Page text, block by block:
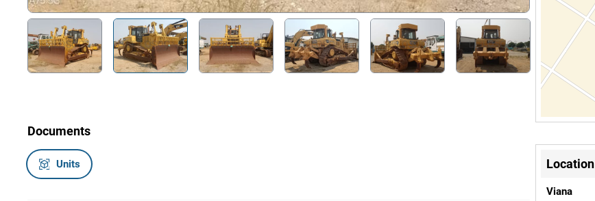
Documents
Units Location
Viana